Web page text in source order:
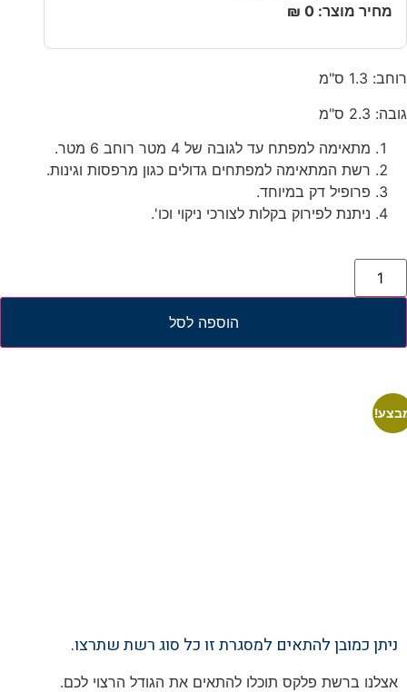
מחיר מוצר: 0
₪
רוחב: 1.3 ס"מ
גובה: 2.3 ס"מ
מתאימה למפתח עד לגובה של 4 מטר רוחב 6 מטר.
רשת המתאימה למפתחים גדולים כגון מרפסות וגינות.
פרופיל דק במיוחד.
ניתנת לפירוק בקלות לצורכי ניקוי וכו'.
הוספה לסל
ניתן כמובן להתאים למסגרת זו כל סוג רשת שתרצו.
אצלנו ברשת פלקס תוכלו להתאים את הגודל הרצוי לכם.